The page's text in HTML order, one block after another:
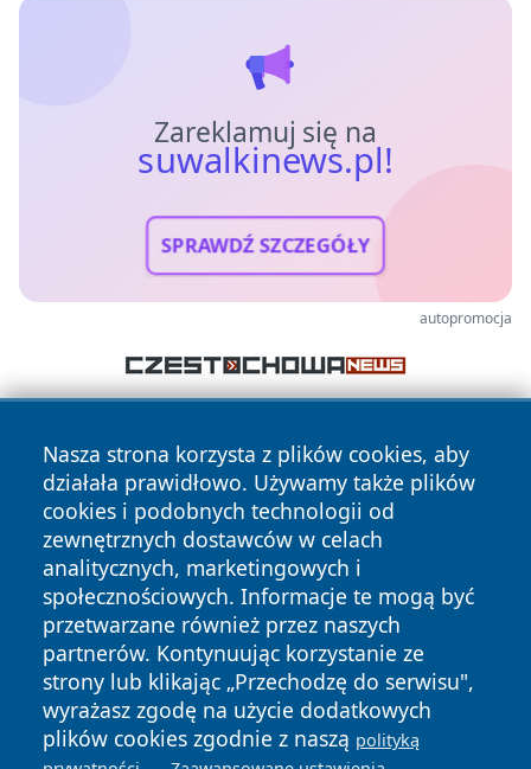
Zareklamuj się na
suwalkinews.pl!
SPRAWDŹ SZCZEGÓŁY
autopromocja
Nasza strona korzysta z plików cookies, aby
działała prawidłowo. Używamy także plików
cookies i podobnych technologii od
zewnętrznych dostawców w celach
analitycznych, marketingowych i
społecznościowych. Informacje te mogą być
przetwarzane również przez naszych
partnerów. Kontynuując korzystanie ze
strony lub klikając „Przechodzę do serwisu",
wyrażasz zgodę na użycie dodatkowych
plików cookies zgodnie z naszą polityką
Copyright © 2026 suwalkinews.pl Wszystkie prawa
zastrzeżone.
News Autorzy
Polityka
Prywatności
Polityka
Cookies